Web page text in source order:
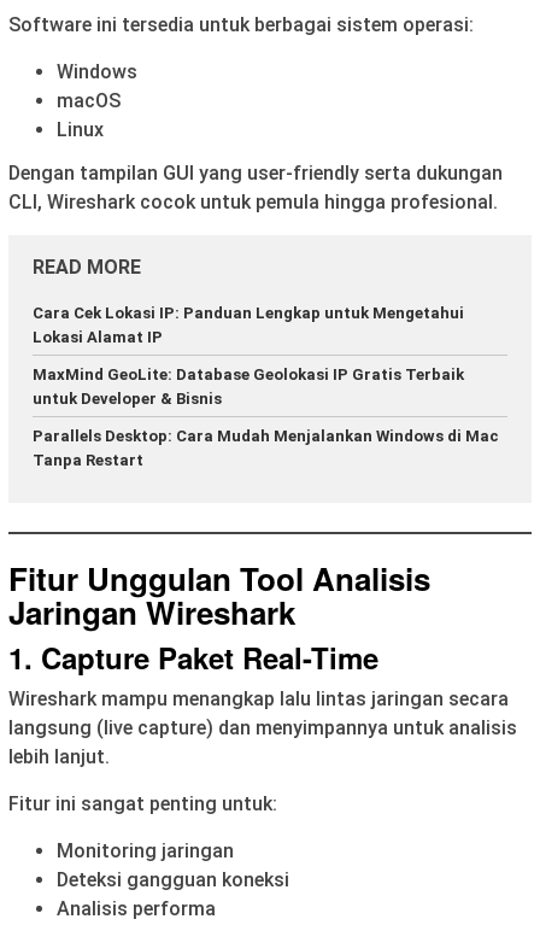
Software ini tersedia untuk berbagai sistem operasi:
Windows
macOS
Linux
Dengan tampilan GUI yang user-friendly serta dukungan
CLI, Wireshark cocok untuk pemula hingga profesional.
READ MORE
Cara Cek Lokasi IP: Panduan Lengkap untuk Mengetahui
Lokasi Alamat IP
MaxMind GeoLite: Database Geolokasi IP Gratis Terbaik
untuk Developer & Bisnis
Parallels Desktop: Cara Mudah Menjalankan Windows di Mac
Tanpa Restart
Fitur Unggulan Tool Analisis
Jaringan Wireshark
1. Capture Paket Real-Time
Wireshark mampu menangkap lalu lintas jaringan secara
langsung (live capture) dan menyimpannya untuk analisis
lebih lanjut.
Fitur ini sangat penting untuk:
Monitoring jaringan
Deteksi gangguan koneksi
Analisis performa